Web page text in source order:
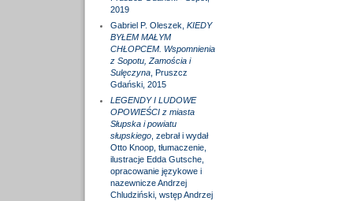
2019
Gabriel P. Oleszek, KIEDY
BYŁEM MAŁYM
CHŁOPCEM. Wspomnienia
z Sopotu, Zamościa i
Sulęczyna, Pruszcz
Gdański, 2015
LEGENDY I LUDOWE
OPOWIEŚCI z miasta
Słupska i powiatu
słupskiego, zebrał i wydał
Otto Knoop, tłumaczenie,
ilustracje Edda Gutsche,
opracowanie językowe i
nazewnicze Andrzej
Chludziński, wstęp Andrzej